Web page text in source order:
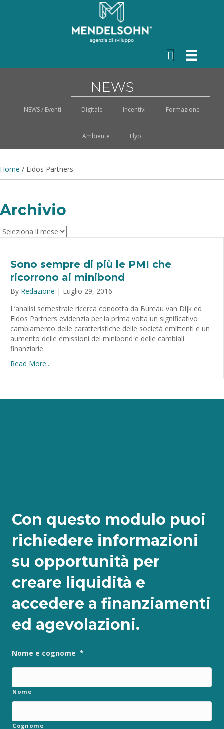
NEWS
NEWS / Eventi Digitale Incentivi Formazione
Ambiente Elyo
Home / Eidos Partners
Archivio
Archivio
Sono sempre di più le PMI che
ricorrono ai minibond
By Redazione | Luglio 29, 2016
L’analisi semestrale ricerca condotta da Bureau van Dijk ed
Eidos Partners evidenzia per la prima volta un significativo
cambiamento delle caratteristiche delle società emittenti e un
aumento delle emissioni dei minibond e delle cambiali
finanziarie.
Read More...
Con questo modulo puoi
richiedere informazioni
su opportunità per
creare liquidità e
accedere a finanziamenti
ed agevolazioni.
Nome e cognome *
Nome
Cognome